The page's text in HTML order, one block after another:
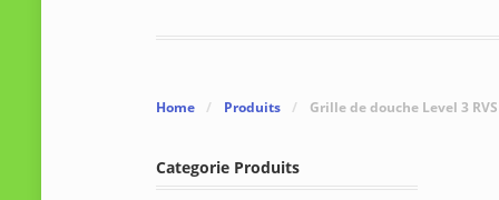
Home / Produits / Grille de douche Level 3 RVS
Categorie Produits